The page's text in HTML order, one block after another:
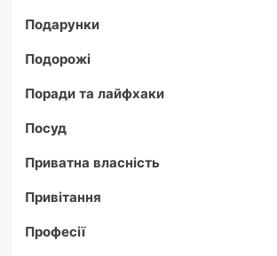
Подарунки
Подорожі
Поради та лайфхаки
Посуд
Приватна власність
Привітання
Професії